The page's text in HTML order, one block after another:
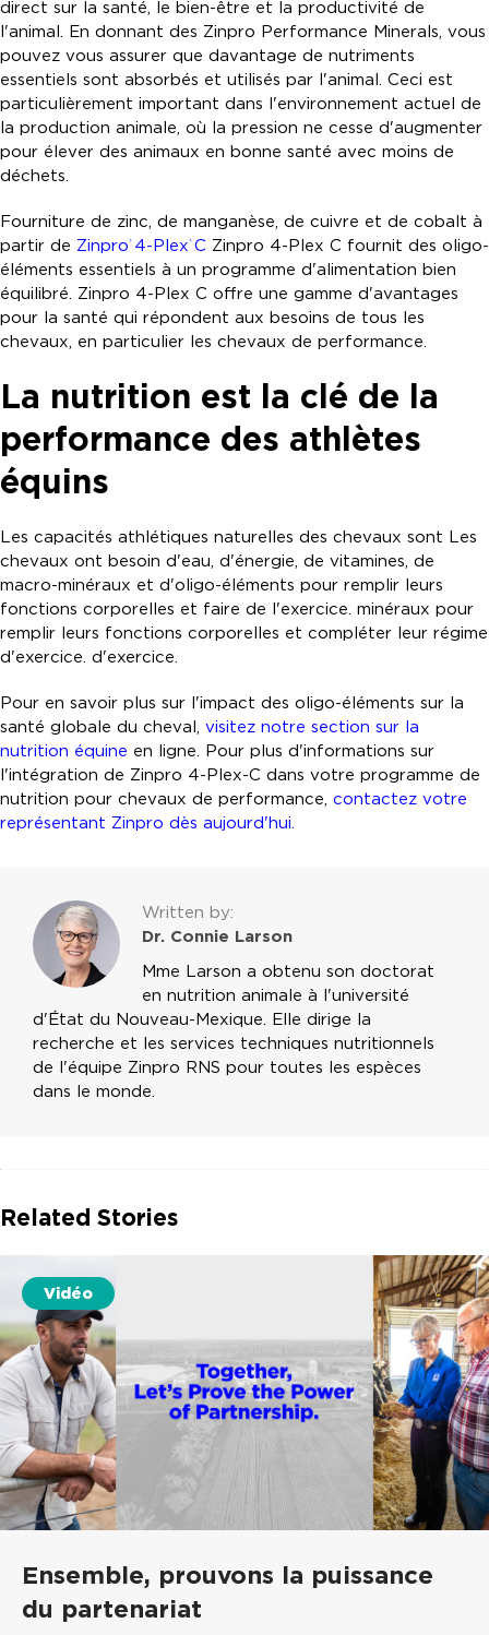
direct sur la santé, le bien-être et la productivité de
l'animal. En donnant des Zinpro Performance Minerals, vous
pouvez vous assurer que davantage de nutriments
essentiels sont absorbés et utilisés par l'animal. Ceci est
particulièrement important dans l'environnement actuel de
la production animale, où la pression ne cesse d'augmenter
pour élever des animaux en bonne santé avec moins de
déchets.
Fourniture de zinc, de manganèse, de cuivre et de cobalt à
partir de Zinpro® 4-Plex® C Zinpro 4-Plex C fournit des oligo-
éléments essentiels à un programme d'alimentation bien
équilibré. Zinpro 4-Plex C offre une gamme d'avantages
pour la santé qui répondent aux besoins de tous les
chevaux, en particulier les chevaux de performance.
La nutrition est la clé de la
performance des athlètes
équins
Les capacités athlétiques naturelles des chevaux sont Les
chevaux ont besoin d'eau, d'énergie, de vitamines, de
macro-minéraux et d'oligo-éléments pour remplir leurs
fonctions corporelles et faire de l'exercice. minéraux pour
remplir leurs fonctions corporelles et compléter leur régime
d'exercice. d'exercice.
Pour en savoir plus sur l'impact des oligo-éléments sur la
santé globale du cheval, visitez notre section sur la
nutrition équine en ligne. Pour plus d'informations sur
l'intégration de Zinpro 4-Plex-C dans votre programme de
nutrition pour chevaux de performance, contactez votre
représentant Zinpro dès aujourd'hui.
Written by:
Dr. Connie Larson
Mme Larson a obtenu son doctorat
en nutrition animale à l'université
d'État du Nouveau-Mexique. Elle dirige la
recherche et les services techniques nutritionnels
de l'équipe Zinpro RNS pour toutes les espèces
dans le monde.
Related Stories
Vidéo
Ensemble, prouvons la puissance
du partenariat